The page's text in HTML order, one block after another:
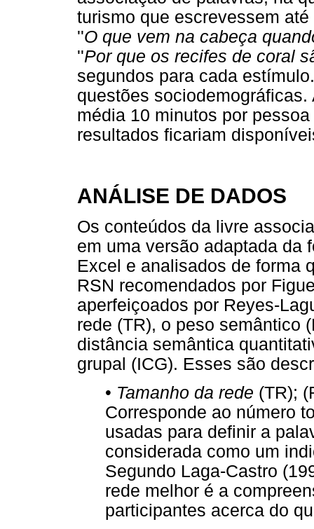
turismo que escrevessem
''O que vem na cabeça
''Por que os recifes de coral
segundos para cada
questões
média 10 minutos por
resultados ficariam
ANÁLISE DE DADOS
Os conteúdos da livre
em uma versão adaptada da
Excel e analisados de forma
RSN recomendados por
aperfeiçoados por Reyes-
rede (TR), o peso semântico
distância semântica
grupal (ICG). Esses são
• Tamanho da rede (TR);
Corresponde ao número
usadas para definir a
considerada como um
Segundo Laga-Castro
rede melhor é a
participantes acerca do